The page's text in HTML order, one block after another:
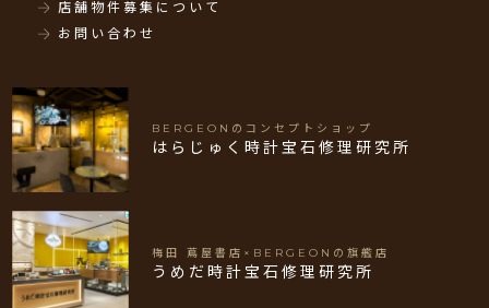
店舗物件募集について
お問い合わせ
BERGEONのコンセプトショップ
はらじゅく時計宝石修理研究所
梅田 蔦屋書店×BERGEONの旗艦店
うめだ時計宝石修理研究所